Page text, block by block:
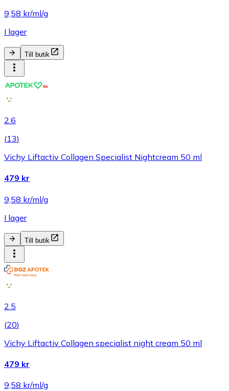
9,58 kr/ml/g
I lager
Till butik
2.6
(13)
Vichy Liftactiv Collagen Specialist Nightcream 50 ml
479 kr
9,58 kr/ml/g
I lager
Till butik
2.5
(20)
Vichy Liftactiv Collagen specialist night cream 50 ml
479 kr
9,58 kr/ml/g